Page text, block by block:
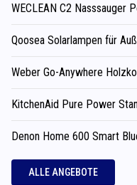
WECLEAN C2 Nasssauger
Qoosea Solarlampen für
Weber Go-Anywhere
KitchenAid Pure Power
Denon Home 600 Smart
ALLE ANGEBOTE